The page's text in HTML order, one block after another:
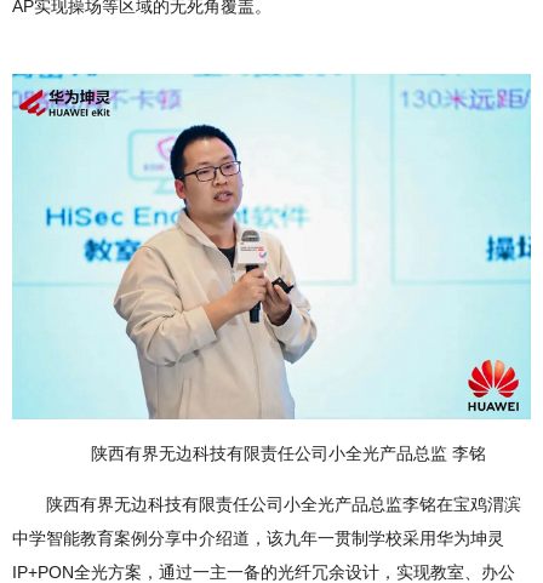
AP实现操场等区域的无死角覆盖。
陕西有界无边科技有限责任公司小全光产品总监 李铭
陕西有界无边科技有限责任公司小全光产品总监李铭在宝鸡渭滨
中学智能教育案例分享中介绍道，该九年一贯制学校采用华为坤灵
IP+PON全光方案，通过一主一备的光纤冗余设计，实现教室、办公